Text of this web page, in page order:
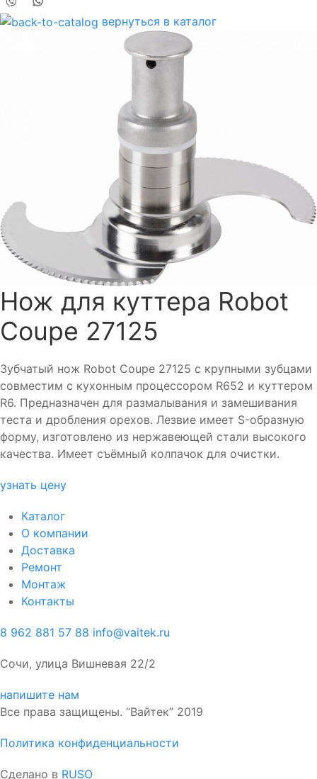
вернуться в каталог
Нож для куттера Robot
Coupe 27125
Зубчатый нож Robot Coupe 27125 с крупными зубцами
совместим с кухонным процессором R652 и куттером
R6. Предназначен для размалывания и замешивания
теста и дробления орехов. Лезвие имеет S-образную
форму, изготовлено из нержавеющей стали высокого
качества. Имеет съёмный колпачок для очистки.
узнать цену
Каталог
О компании
Доставка
Ремонт
Монтаж
Контакты
8 962 881 57 88 info@vaitek.ru
Сочи, улица Вишневая 22/2
напишите нам
Все права защищены. “Вайтек” 2019
Политика конфиденциальности
Сделано в RUSO